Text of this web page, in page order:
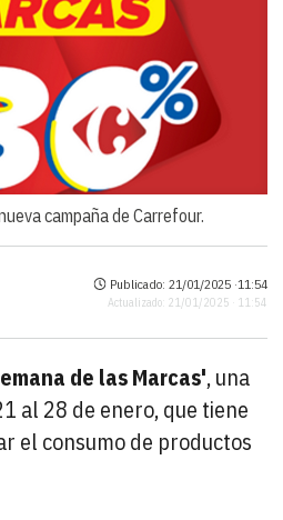
campaña de Carrefour.
Publicado: 21/01/2025 ·11:54
Actualizado: 21/01/2025 · 11:54
de las Marcas', una
al 28 de enero, que tiene
el consumo de productos